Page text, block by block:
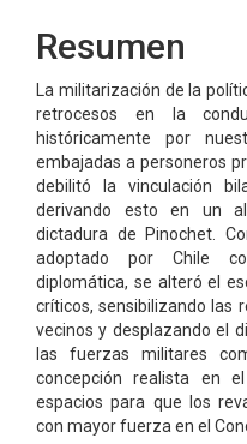
del
artículo
Resumen
La militarización de la
retrocesos en la
históricamente por
embajadas a personeros
debilitó la vinculación
derivando esto en un
dictadura de Pinochet.
adoptado por Chile
diplomática, se alteró el
críticos, sensibilizando las
vecinos y desplazando el
las fuerzas militares
concepción realista en
espacios para que los
con mayor fuerza en el